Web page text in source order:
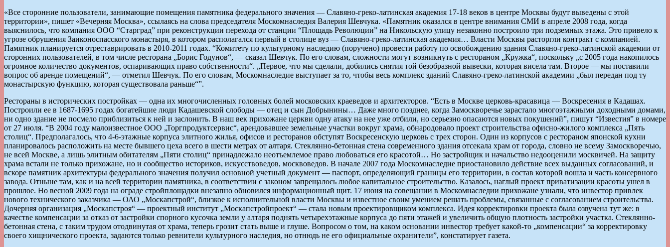
«Все сторонние пользователи, занимающие помещения памятника федерального значения — Славяно-греко-латинская академия 17-18 веков в центре Москвы будут выведены с этой
территории», пишет «Вечерняя Москва», ссылаясь на слова председателя Москомнаследия Валерия Шевчука. «Памятник оказался в центре внимания СМИ в апреле 2008 года, когда
выяснилось, что компания ООО “Старград” при реконструкции перехода от станции “Площадь Революции” на Никольскую улицу незаконно построило три подземных этажа. Это привело к
угрозе обрушения Заиконоспасского монастыря, в котором располагался первый в столице вуз — Славяно-греко-латинская академия… Власти Москвы расторгли контракт с компанией.
Памятник планируется отреставрировать в 2010-2011 годах. “Комитету по культурному наследию (поручено) провести работу по освобождению здания Славяно-греко-латинской академии от
сторонних пользователей, в том числе ресторана „Борис Годунов“, — сказал Шевчук. По его словам, сложности могут возникнуть с рестораном „Кружка“, поскольку „с 2005 года накопилось
огромное количество документов, оспаривающих право собственности“. „Первое, что мы сделали, добились снятия той безобразной вывески, которая висела там. Второе — мы поставили
вопрос об аренде помещений“, — отметил Шевчук. По его словам, Москомнаследие выступает за то, чтобы весь комплекс зданий Славяно-греко-латинской академии „был передан под ту
монастырскую функцию, которая существовала раньше“”.
Рестораны в исторических постройках — одна их многочисленных головных болей московских краеведов и архитекторов. “Есть в Москве церковь-красавица — Воскресения в Кадашах.
Построили ее в 1687-1695 годах богатейшие люди Кадашевской слободы — отец и сын Добрынины… Даже много позднее, когда Замоскворечье зарастало многоэтажными доходными домами,
ни одно здание не посмело приблизиться к ней и заслонить. В наш век прихожане церкви одну атаку на нее уже отбили, но серьезно опасаются новых покушений”, пишут “Известия” в номере
от 27 июля. “В 2004 году малоизвестное ООО „Торгпродуктсервис“, арендовавшее земельные участки вокруг храма, обнародовало проект строительства офисно-жилого комплекса „Пять
столиц“. Предполагалось, что 4-6-этажные корпуса элитного жилья, офисов и ресторанов обступят Воскресенскую церковь с трех сторон. Один из корпусов с рестораном японской кухни
планировалось расположить на месте бывшего цеха всего в шести метрах от алтаря. Стеклянно-бетонная стена современного здания отсекала храм от города, словно не всему Замоскворечью,
не всей Москве, а лишь элитным обитателям „Пяти столиц“ принадлежало неотъемлемое право любоваться его красотой… Но застройщик и начальство недооценили москвичей. На защиту
храма встали не только прихожане, но и сообщество историков, искусствоведов, москвоведов. В начале 2007 года Москомнаследие приостановило действие всех выданных согласований, и
вскоре памятник архитектуры федерального значения получил основной учетный документ — паспорт, определяющий границы его территории, в состав которой вошла и часть консервного
завода. Отныне там, как и на всей территории памятника, в соответствии с законом запрещалось любое капитальное строительство. Казалось, наглый проект приватизации красоты ушел в
прошлое. Но весной 2009 года на ограде стройплощадки внезапно обновился информационный щит. 17 июня на совещании в Москомнаследии прихожане узнали, что инвестор привлек
нового технического заказчика — ОАО „Москапстрой“, близкое к исполнительной власти Москвы и известное своим умением решать проблемы, связанные с согласованием строительства.
Дочерняя организация „Москапстроя“ — проектный институт „Москапстройпроект“ — стала новым проектировщиком комплекса. Идея корректировки проекта была озвучена тут же: в
качестве компенсации за отказ от застройки спорного кусочка земли у алтаря поднять четырехэтажные корпуса до пяти этажей и увеличить общую плотность застройки участка. Стеклянно-
бетонная стена, с таким трудом отодвинутая от храма, теперь грозит стать выше и глуше. Вопросом о том, на каком основании инвестор требует какой-то „компенсации“ за корректировку
своего хищнического проекта, задаются только ревнители культурного наследия, но отнюдь не его официальные охранители”, констатирует газета.